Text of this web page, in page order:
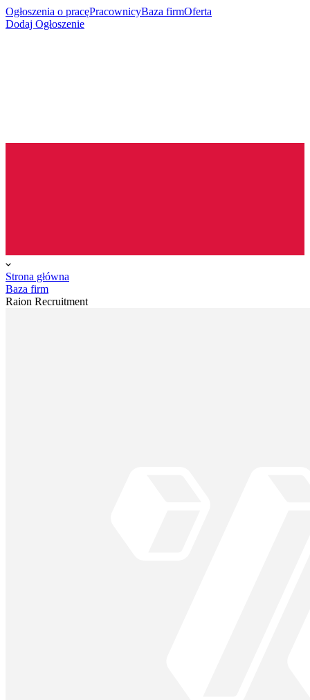
Ogłoszenia o pracęPracownicyBaza firmOferta
Dodaj Ogłoszenie
Strona główna
Baza firm
Raion Recruitment